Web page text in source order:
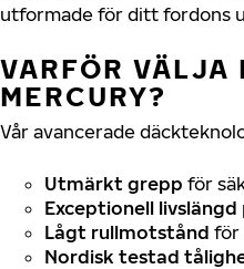
utformade för ditt fordons
VARFÖR
MERCURY?
Vår avancerade
Utmärkt grepp för
Exceptionell livslängd
Lågt rullmotstånd för
Nordisk testad